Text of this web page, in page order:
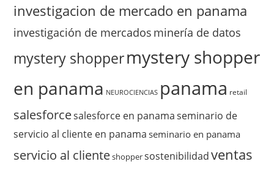
investigacion de mercado en panama
investigación de mercados minería de datos
mystery shoppermystery shopper
en panama NEUROCIENCIAS panama retail
salesforcesalesforce en panama seminario de
servicio al cliente en panama seminario en panama
servicio al clienteshoppersostenibilidad ventas